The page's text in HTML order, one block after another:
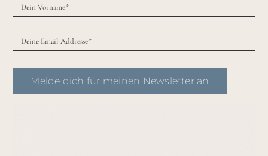
Melde dich für meinen Newsletter an